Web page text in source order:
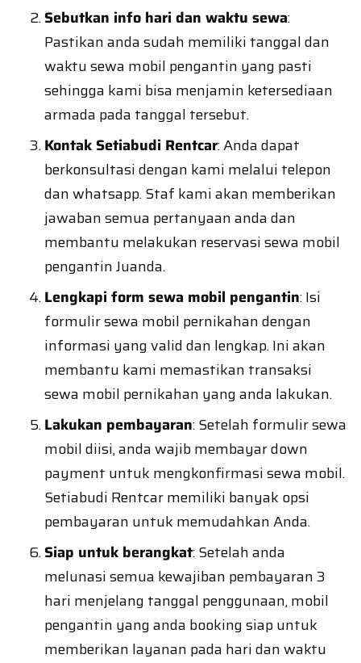
Sebutkan info hari dan waktu sewa:
Pastikan anda sudah memiliki tanggal dan
waktu sewa mobil pengantin yang pasti
sehingga kami bisa menjamin ketersediaan
armada pada tanggal tersebut.
Kontak Setiabudi Rentcar: Anda dapat
berkonsultasi dengan kami melalui telepon
dan whatsapp. Staf kami akan memberikan
jawaban semua pertanyaan anda dan
membantu melakukan reservasi sewa mobil
pengantin Juanda.
Lengkapi form sewa mobil pengantin: Isi
formulir sewa mobil pernikahan dengan
informasi yang valid dan lengkap. Ini akan
membantu kami memastikan transaksi
sewa mobil pernikahan yang anda lakukan.
Lakukan pembayaran: Setelah formulir sewa
mobil diisi, anda wajib membayar down
payment untuk mengkonfirmasi sewa mobil.
Setiabudi Rentcar memiliki banyak opsi
pembayaran untuk memudahkan Anda.
Siap untuk berangkat: Setelah anda
melunasi semua kewajiban pembayaran 3
hari menjelang tanggal penggunaan, mobil
pengantin yang anda booking siap untuk
memberikan layanan pada hari dan waktu